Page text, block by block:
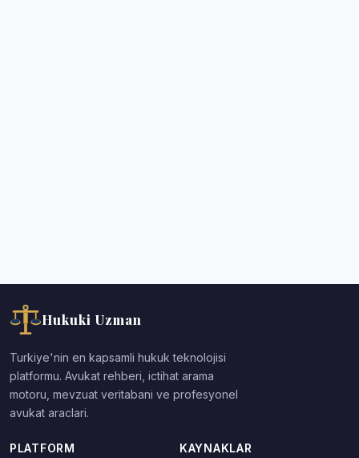
Hukuki Uzman
Turkiye'nin en kapsamli hukuk teknolojisi
platformu. Avukat rehberi, ictihat arama
motoru, mevzuat veritabani ve profesyonel
avukat araclari.
PLATFORM KAYNAKLAR